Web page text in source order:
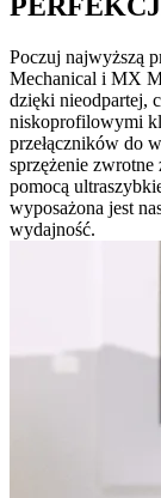
Poczuj najwyższą
Mechanical i MX
dzięki nieodpartej,
niskoprofilowymi
przełączników do
sprzężenie
pomocą
wyposażona jest
wydajność.